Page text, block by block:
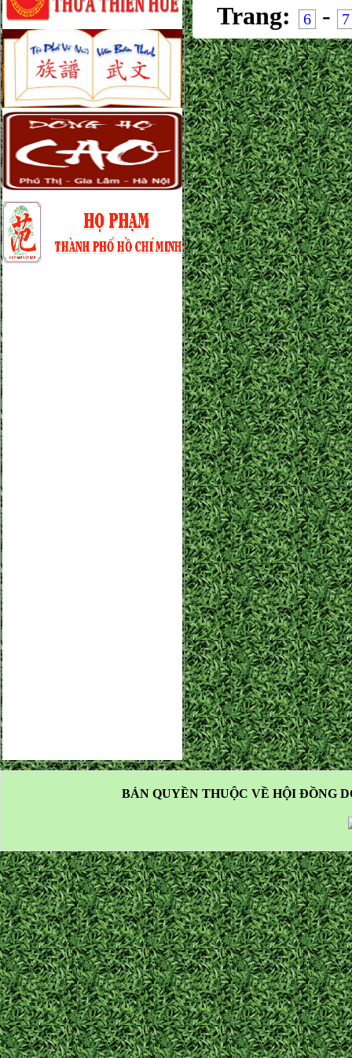
Trang: 6 - 7
BẢN QUYỀN THUỘC VỀ HỘI ĐỒNG